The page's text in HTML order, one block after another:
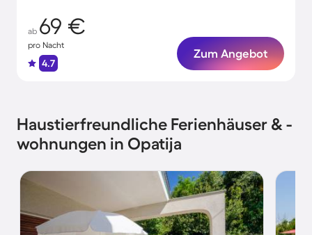
ab 69 €
pro Nacht
4.7
Zum Angebot
Haustierfreundliche Ferienhäuser & -
wohnungen in Opatija